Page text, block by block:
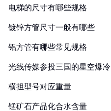
电梯的尺寸有哪些规格
镀锌方管尺寸一般有哪些
铝方管有哪些常见规格
光线传媒参投三国的星空爆冷
横担型号对应重量
锰矿石产品化合水含量